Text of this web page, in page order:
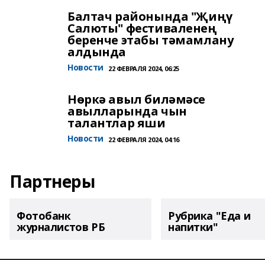
Балтач районында "Җиңү
Салюты" фестиваленең
беренче этабы тәмамлану
алдында
Новости 22 ФЕВРАЛЯ 2024, 06:25
Нөркә авыл биләмәсе
авылларында чын
талантлар яши
Новости 22 ФЕВРАЛЯ 2024, 04:16
Партнеры
Фотобанк
журналистов РБ
Рубрика "Еда и
напитки"